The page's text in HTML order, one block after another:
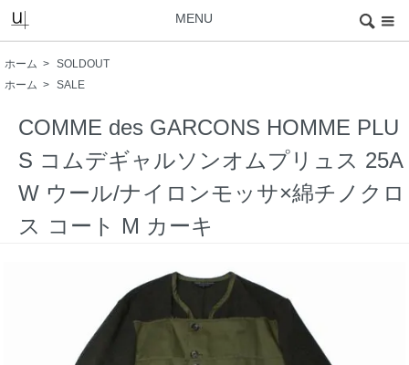
MENU
ホーム > SOLDOUT
ホーム > SALE
COMME des GARCONS HOMME PLU
S コムデギャルソンオムプリュス 25A
W ウール/ナイロンモッサ×綿チノクロ
ス コート M カーキ